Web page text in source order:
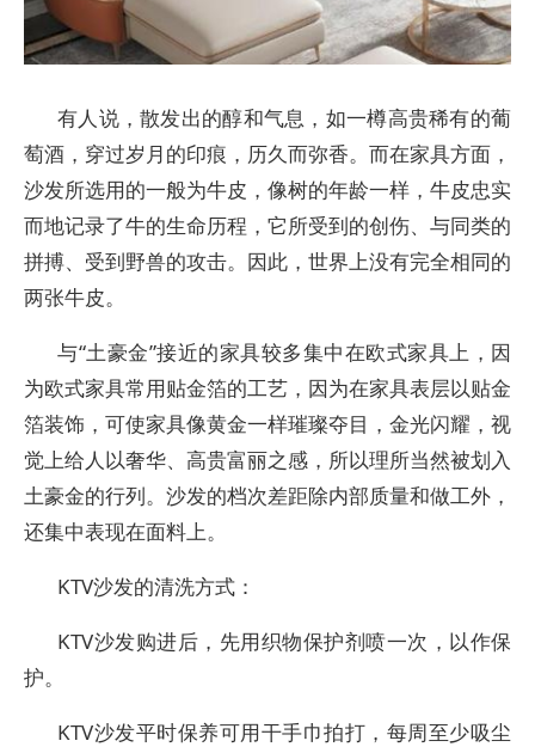
有人说，散发出的醇和气息，如一樽高贵稀有的葡
萄酒，穿过岁月的印痕，历久而弥香。而在家具方面，
沙发所选用的一般为牛皮，像树的年龄一样，牛皮忠实
而地记录了牛的生命历程，它所受到的创伤、与同类的
拼搏、受到野兽的攻击。因此，世界上没有完全相同的
两张牛皮。
与“土豪金”接近的家具较多集中在欧式家具上，因
为欧式家具常用贴金箔的工艺，因为在家具表层以贴金
箔装饰，可使家具像黄金一样璀璨夺目，金光闪耀，视
觉上给人以奢华、高贵富丽之感，所以理所当然被划入
土豪金的行列。沙发的档次差距除内部质量和做工外，
还集中表现在面料上。
KTV沙发的清洗方式：
KTV沙发购进后，先用织物保护剂喷一次，以作保
护。
KTV沙发平时保养可用干手巾拍打，每周至少吸尘